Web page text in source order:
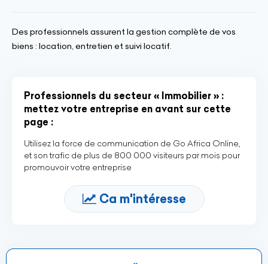
Des professionnels assurent la gestion complète de vos
biens : location, entretien et suivi locatif.
Professionnels du secteur « Immobilier » :
mettez votre entreprise en avant sur cette
page :
Utilisez la force de communication de Go Africa Online,
et son trafic de plus de 800 000 visiteurs par mois pour
promouvoir votre entreprise
Ca m'intéresse